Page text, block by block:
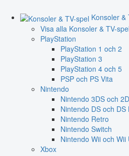
Konsoler &
Visa alla Konsoler & TV-spel
PlayStation
PlayStation 1 och 2
PlayStation 3
PlayStation 4 och 5
PSP och PS Vita
Nintendo
Nintendo 3DS och
Nintendo DS och DS
Nintendo Retro
Nintendo Switch
Nintendo Wii och Wii
Xbox